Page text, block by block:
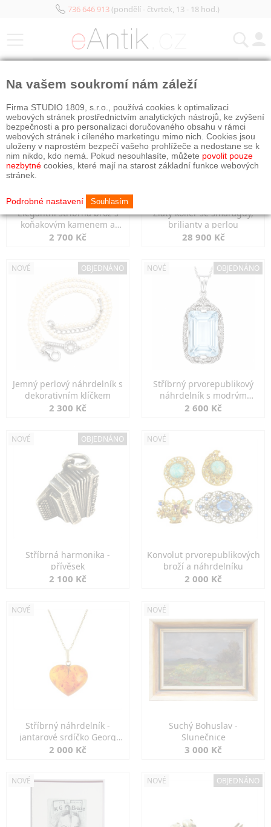
736 646 913(pondělí - čtvrtek, 13 - 18 hod.)
Elegantní stříbrná brož s
koňakovým kamenem a
markazity
2 700 Kč
Zlatý kolier se smaragdy,
brilianty a perlou
28 900 Kč
NOVÉ OBJEDNÁNO
Jemný perlový náhrdelník s
dekorativním klíčkem
2 300 Kč
NOVÉ OBJEDNÁNO
Stříbrný prvorepublikový
náhrdelník s modrým
spinelem
2 600 Kč
NOVÉ OBJEDNÁNO
Stříbrná harmonika -
přívěsek
2 100 Kč
NOVÉ
Konvolut prvorepublikových
broží a náhrdelníku
2 000 Kč
NOVÉ
Stříbrný náhrdelník -
jantarové srdíčko Georg
Kramer
2 000 Kč
NOVÉ
Suchý Bohuslav -
Slunečnice
3 000 Kč
NOVÉ NOVÉ OBJEDNÁNO
Na vašem soukromí nám záleží
Firma STUDIO 1809, s.r.o., používá cookies k optimalizaci
webových stránek prostřednictvím analytických nástrojů, ke zvýšení
bezpečnosti a pro personalizaci doručovaného obsahu v rámci
webových stránek i cíleného marketingu mimo nich. Cookies jsou
uloženy v naprostém bezpečí vašeho prohlížeče a nedostane se k
nim nikdo, kdo nemá. Pokud nesouhlasíte, můžete povolit pouze
nezbytné cookies, které mají na starost základní funkce webových
stránek.
Podrobné nastavení Souhlasím